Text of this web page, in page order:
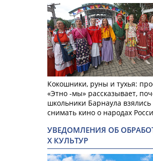
Кокошники, руны и тухья:
«Этно -мы» рассказывает,
школьники Барнаула взялись
снимать кино о народах
УВЕДОМЛЕНИЯ ОБ
Х КУЛЬТУР